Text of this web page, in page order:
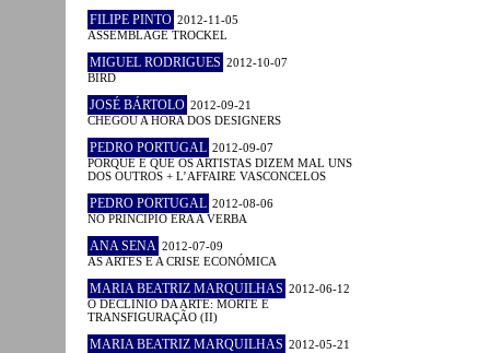
FILIPE PINTO 2012-11-05
ASSEMBLAGE TROCKEL
MIGUEL RODRIGUES 2012-10-07
BIRD
JOSÉ BÁRTOLO 2012-09-21
CHEGOU A HORA DOS DESIGNERS
PEDRO PORTUGAL 2012-09-07
PORQUE É QUE OS ARTISTAS DIZEM MAL UNS
DOS OUTROS + L’AFFAIRE VASCONCELOS
PEDRO PORTUGAL 2012-08-06
NO PRINCÍPIO ERA A VERBA
ANA SENA 2012-07-09
AS ARTES E A CRISE ECONÓMICA
MARIA BEATRIZ MARQUILHAS 2012-06-12
O DECLÍNIO DA ARTE: MORTE E
TRANSFIGURAÇÃO (II)
MARIA BEATRIZ MARQUILHAS 2012-05-21